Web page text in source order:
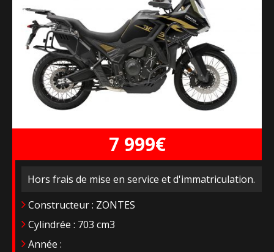
7 999€
Hors frais de mise en service et d'immatriculation.
Constructeur : ZONTES
Cylindrée : 703 cm3
Année :